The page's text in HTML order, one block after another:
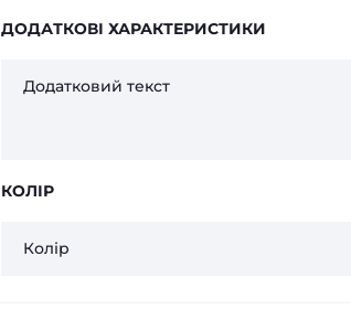
ДОДАТКОВІ ХАРАКТЕРИСТИКИ
Додатковий текст
КОЛІР
Колір